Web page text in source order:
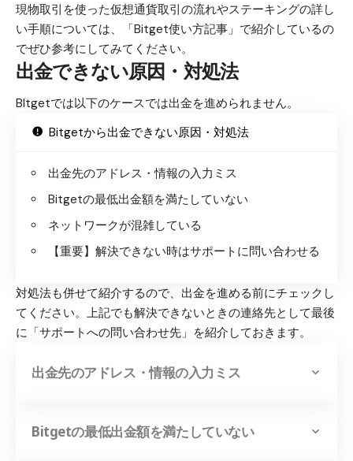
現物取引を使った仮想通貨取引の流れやステーキングの詳し
い手順については、
「Bitget使い方記事」 で紹介しているの
でぜひ参考にしてみてください。
出金できない原因・対処法
BItgetでは以下のケースでは出金を進められません。
Bitgetから出金できない原因・対処法
出金先のアドレス・情報の入力ミス
Bitgetの最低出金額を満たしていない
ネットワークが混雑している
【重要】解決できない時はサポートに問い合わせる
対処法も併せて紹介するので、出金を進める前にチェックし
てください。上記でも解決できないときの連絡先として最後
に「サポートへの問い合わせ先」を紹介しておきます。
出金先のアドレス・情報の入力ミス
Bitgetの最低出金額を満たしていない